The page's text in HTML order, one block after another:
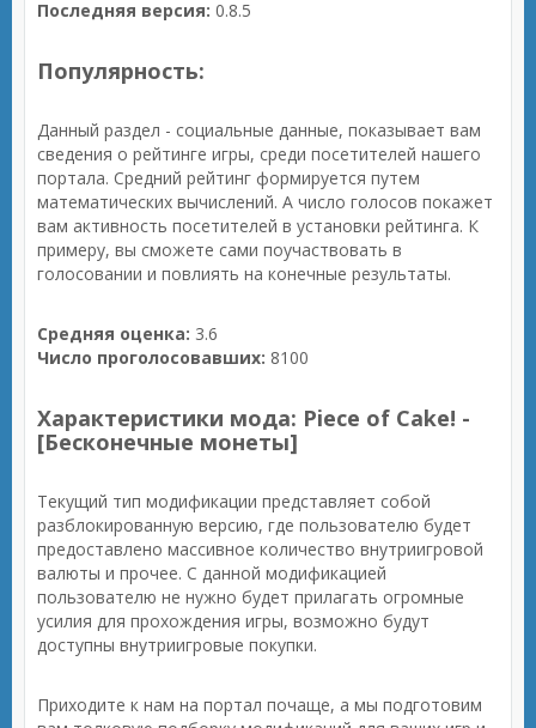
Последняя версия: 0.8.5
Популярность:
Данный раздел - социальные данные, показывает вам
сведения о рейтинге игры, среди посетителей нашего
портала. Средний рейтинг формируется путем
математических вычислений. А число голосов покажет
вам активность посетителей в установки рейтинга. К
примеру, вы сможете сами поучаствовать в
голосовании и повлиять на конечные результаты.
Средняя оценка: 3.6
Число проголосовавших: 8100
Характеристики мода: Piece of Cake! -
[Бесконечные монеты]
Текущий тип модификации представляет собой
разблокированную версию, где пользователю будет
предоставлено массивное количество внутриигровой
валюты и прочее. С данной модификацией
пользователю не нужно будет прилагать огромные
усилия для прохождения игры, возможно будут
доступны внутриигровые покупки.
Приходите к нам на портал почаще, а мы подготовим